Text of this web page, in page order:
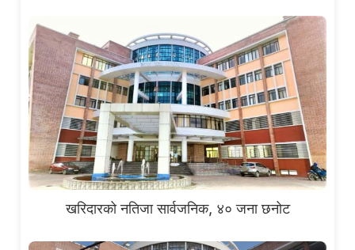
खरिदारको नतिजा सार्वजनिक, ४० जना छनोट